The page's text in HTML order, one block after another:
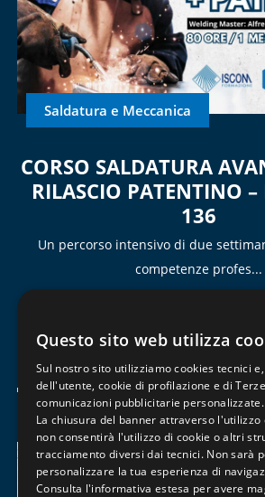
Saldatura e Meccanica
CORSO SALDATURA
RILASCIO PATENTINO –
136
Un percorso intensivo di due
competenze profes...
Questo sito web utilizza
Sul nostro sito utilizziamo cookies tecnici
dell'utente, cookie di profilazione e di
comunicazioni pubblicitarie personalizzate.
La chiusura del banner attraverso
non consentirà l'utilizzo di cookie o altri
tracciamento diversi dai tecnici. Non sarà
personalizzare la tua esperienza di
Consulta l'informativa estesa per avere